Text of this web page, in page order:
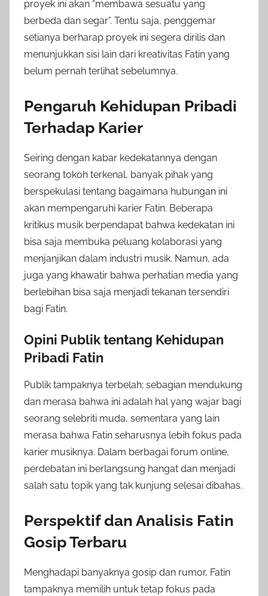
proyek ini akan “membawa sesuatu yang
berbeda dan segar”. Tentu saja, penggemar
setianya berharap proyek ini segera dirilis dan
menunjukkan sisi lain dari kreativitas Fatin yang
belum pernah terlihat sebelumnya.
Pengaruh Kehidupan Pribadi
Terhadap Karier
Seiring dengan kabar kedekatannya dengan
seorang tokoh terkenal, banyak pihak yang
berspekulasi tentang bagaimana hubungan ini
akan mempengaruhi karier Fatin. Beberapa
kritikus musik berpendapat bahwa kedekatan ini
bisa saja membuka peluang kolaborasi yang
menjanjikan dalam industri musik. Namun, ada
juga yang khawatir bahwa perhatian media yang
berlebihan bisa saja menjadi tekanan tersendiri
bagi Fatin.
Opini Publik tentang Kehidupan
Pribadi Fatin
Publik tampaknya terbelah; sebagian mendukung
dan merasa bahwa ini adalah hal yang wajar bagi
seorang selebriti muda, sementara yang lain
merasa bahwa Fatin seharusnya lebih fokus pada
karier musiknya. Dalam berbagai forum online,
perdebatan ini berlangsung hangat dan menjadi
salah satu topik yang tak kunjung selesai dibahas.
Perspektif dan Analisis Fatin
Gosip Terbaru
Menghadapi banyaknya gosip dan rumor, Fatin
tampaknya memilih untuk tetap fokus pada